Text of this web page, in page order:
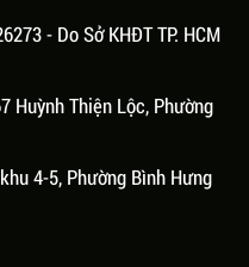
tăng tính thẩm mỹ thì nó
- Do Sở KHĐT TP. HCM
Huỳnh Thiện Lộc, Phường
4-5, Phường Bình Hưng